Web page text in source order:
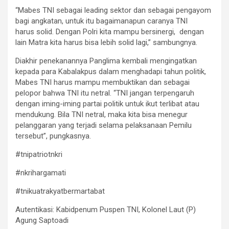
“Mabes TNI sebagai leading sektor dan sebagai pengayom
bagi angkatan, untuk itu bagaimanapun caranya TNI
harus solid. Dengan Polri kita mampu bersinergi, dengan
lain Matra kita harus bisa lebih solid lagi,” sambungnya.
Diakhir penekanannya Panglima kembali mengingatkan
kepada para Kabalakpus dalam menghadapi tahun politik,
Mabes TNI harus mampu membuktikan dan sebagai
pelopor bahwa TNI itu netral. “TNI jangan terpengaruh
dengan iming-iming partai politik untuk ikut terlibat atau
mendukung. Bila TNI netral, maka kita bisa menegur
pelanggaran yang terjadi selama pelaksanaan Pemilu
tersebut”, pungkasnya.
#tnipatriotnkri
#nkrihargamati
#tnikuatrakyatbermartabat
Autentikasi: Kabidpenum Puspen TNI, Kolonel Laut (P)
Agung Saptoadi